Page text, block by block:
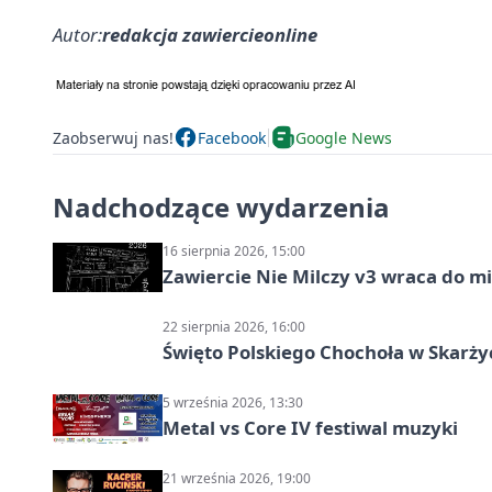
Autor:redakcja zawiercieonline
Zaobserwuj nas! Facebook Google News
Nadchodzące wydarzenia
16 sierpnia 2026, 15:00
Zawiercie Nie Milczy v3 wraca do
22 sierpnia 2026, 16:00
Święto Polskiego Chochoła w
5 września 2026, 13:30
Metal vs Core IV festiwal muzyki
21 września 2026, 19:00